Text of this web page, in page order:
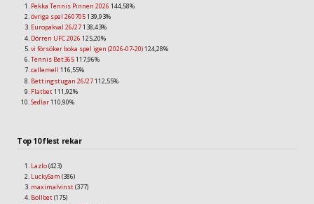
Pekka Tennis Pinnen 2026 144,58%
övriga spel 260705139,93%
Europakval 26/27138,43%
Dörren UFC 2026 125,20%
vi försöker boka spel igen (2026-07-20)124,28%
Tennis Bet365117,96%
callemell 116,55%
Bettingstugan 26/27112,55%
Flatbet111,92%
Sedlar110,90%
Top 10 flest rekar
Lazlo(423)
LuckySam (386)
maximalvinst(377)
Bollbet(175)